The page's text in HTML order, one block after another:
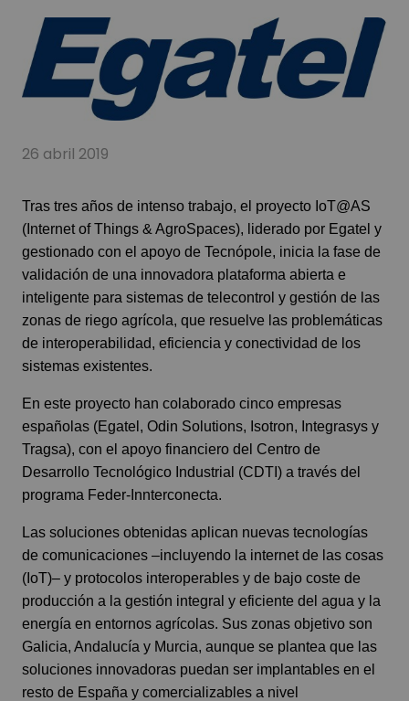
26 abril 2019
Tras tres años de intenso trabajo, el proyecto IoT@AS
(Internet of Things & AgroSpaces), liderado por Egatel y
gestionado con el apoyo de Tecnópole, inicia la fase de
validación de una innovadora plataforma abierta e
inteligente para sistemas de telecontrol y gestión de las
zonas de riego agrícola, que resuelve las problemáticas
de interoperabilidad, eficiencia y conectividad de los
sistemas existentes.
En este proyecto han colaborado cinco empresas
españolas (Egatel, Odin Solutions, Isotron, Integrasys y
Tragsa), con el apoyo financiero del Centro de
Desarrollo Tecnológico Industrial (CDTI) a través del
programa Feder-Innterconecta.
Las soluciones obtenidas aplican nuevas tecnologías
de comunicaciones –incluyendo la internet de las cosas
(IoT)– y protocolos interoperables y de bajo coste de
producción a la gestión integral y eficiente del agua y la
energía en entornos agrícolas. Sus zonas objetivo son
Galicia, Andalucía y Murcia, aunque se plantea que las
soluciones innovadoras puedan ser implantables en el
resto de España y comercializables a nivel